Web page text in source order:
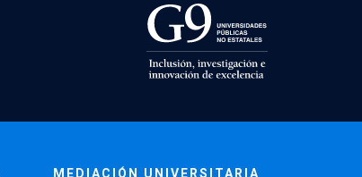
MEDIACIÓN UNIVERSITARIA